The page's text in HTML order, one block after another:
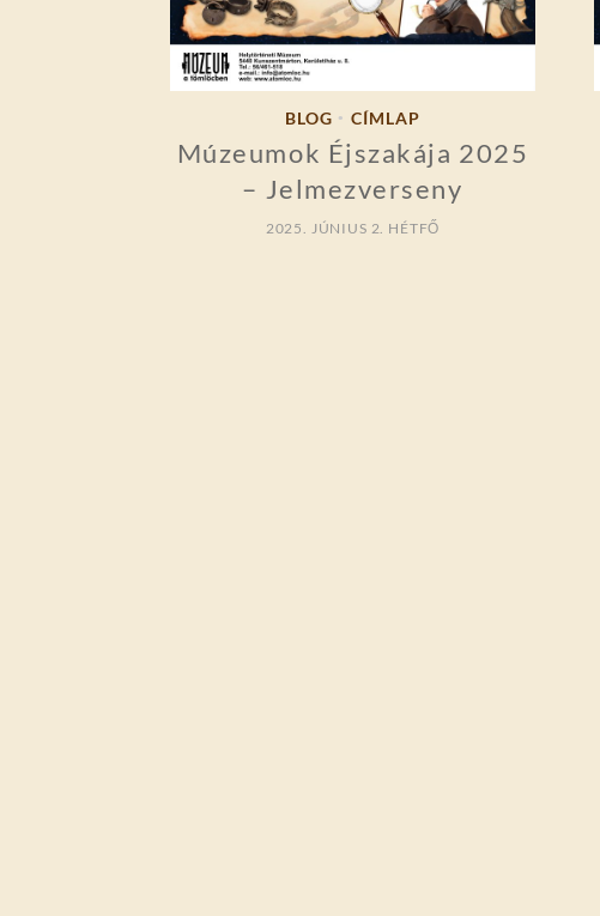
BLOG • CÍMLAP
Múzeumok Éjszakája 2025
– Jelmezverseny
2025. JÚNIUS 2. HÉTFŐ